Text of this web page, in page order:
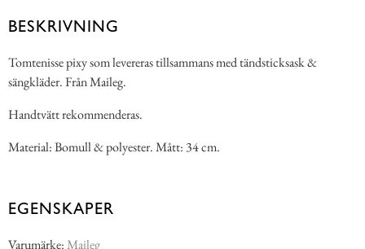
BESKRIVNING
Tomtenisse pixy som levereras tillsammans med tändsticksask &
sängkläder. Från Maileg.
Handtvätt rekommenderas.
Material: Bomull & polyester. Mått: 34 cm.
EGENSKAPER
Varumärke:Maileg